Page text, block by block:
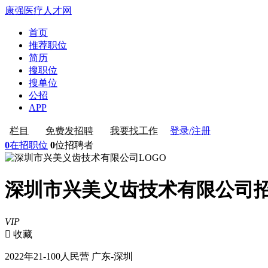
康强医疗人才网
首页
推荐职位
简历
搜职位
搜单位
公招
APP
栏目 免费发招聘 我要找工作
登录/注册
0在招职位 0位招聘者
深圳市兴美义齿技术有限公司
VIP
 收藏
2022年21-100人 民营 广东-深圳